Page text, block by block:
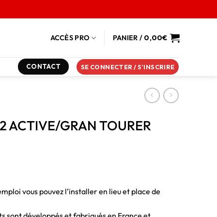
ACCÈS PRO PANIER / 0,00€
CONTACT SE CONNECTER / S’INSCRIRE
ACTIVE/GRAN TOURER
vous pouvez l’installer en lieu et place de